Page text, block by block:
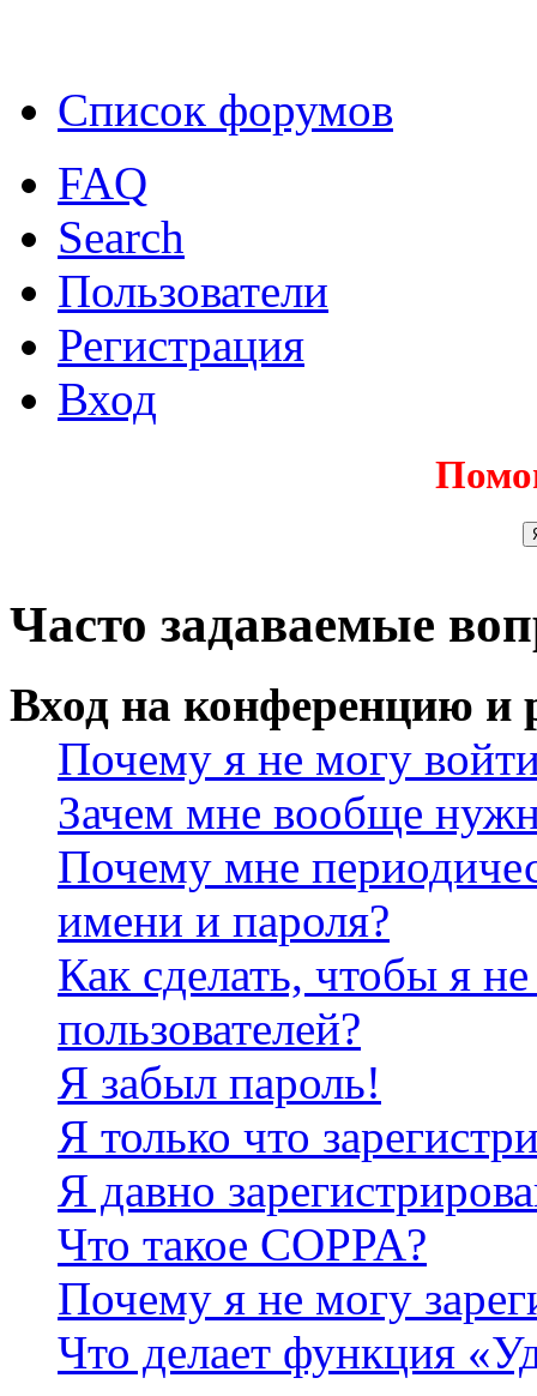
Список форумов
FAQ
Search
Пользователи
Регистрация
Вход
Часто задаваемые
Вход на конференцию и
Почему я не могу
Зачем мне вообще
Почему мне
имени и пароля?
Как сделать, чтобы я
пользователей?
Я забыл пароль!
Я только что
Я давно
Что такое COPPA?
Почему я не могу
Что делает функция